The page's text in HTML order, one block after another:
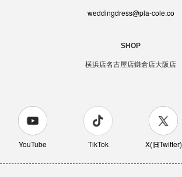
weddingdress@pla-cole.co
SHOP
横浜店名古屋店鎌倉店大阪店
YouTube TikTok X(旧Twitter)